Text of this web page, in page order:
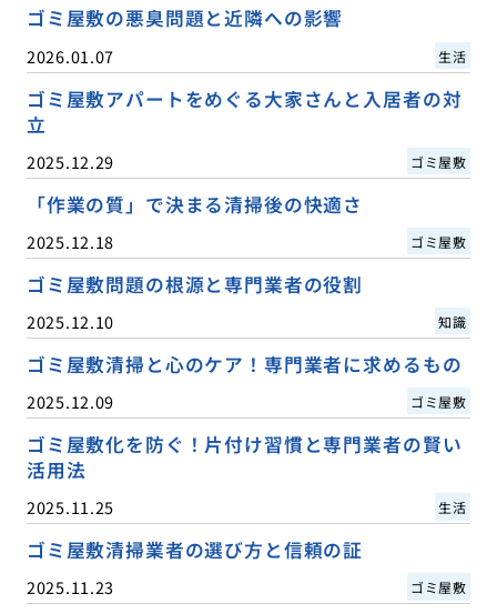
ゴミ屋敷の悪臭問題と近隣への影響
2026.01.07 生活
ゴミ屋敷アパートをめぐる大家さんと入居者の対
立
2025.12.29 ゴミ屋敷
「作業の質」で決まる清掃後の快適さ
2025.12.18 ゴミ屋敷
ゴミ屋敷問題の根源と専門業者の役割
2025.12.10 知識
ゴミ屋敷清掃と心のケア！専門業者に求めるもの
2025.12.09 ゴミ屋敷
ゴミ屋敷化を防ぐ！片付け習慣と専門業者の賢い
活用法
2025.11.25 生活
ゴミ屋敷清掃業者の選び方と信頼の証
2025.11.23 ゴミ屋敷